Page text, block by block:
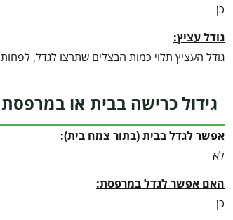
כן
גודל עציץ:
גודל העציץ תלוי כמות הבצלים שתרצו לגדל, לפחות 2 ליטר לקולונית בצלים אחת אבל זה קטן מידי
גידול כרישה בבית או במרפסת
אפשר לגדל בבית (בתור צמח בית):
לא
האם אפשר לגדל במרפסת:
כן